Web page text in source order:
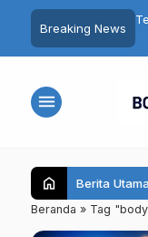
Breaking News
Santri Al Hidayat
Edukasi Remaja
menu
home Berita
Beranda » Tag